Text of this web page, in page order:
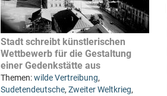
Stadt schreibt künstlerischen
Wettbewerb für die Gestaltung
einer Gedenkstätte aus
Themen:wilde Vertreibung,
Sudetendeutsche, Zweiter Weltkrieg,